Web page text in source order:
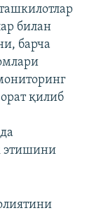
билан
барча
қилиб
этишини